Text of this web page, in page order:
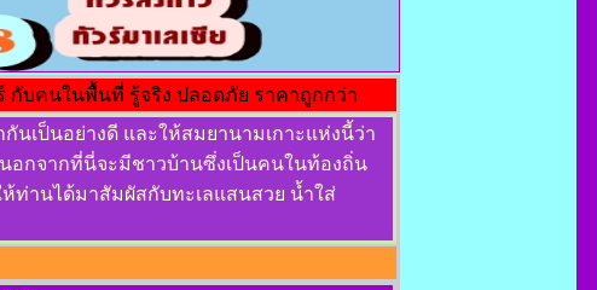
ร์ กับคนในพื้นที่ รู้จริง ปลอดภัย ราคาถูกกว่า
นเป็นอย่างดี และให้สมยานามเกาะแห่งนี้ว่า
อกจากที่นี่จะมีชาวบ้านซึ่งเป็นคนในท้องถิ่น
ท่านได้มาสัมผัสกับทะเลแสนสวย น้ำใส่